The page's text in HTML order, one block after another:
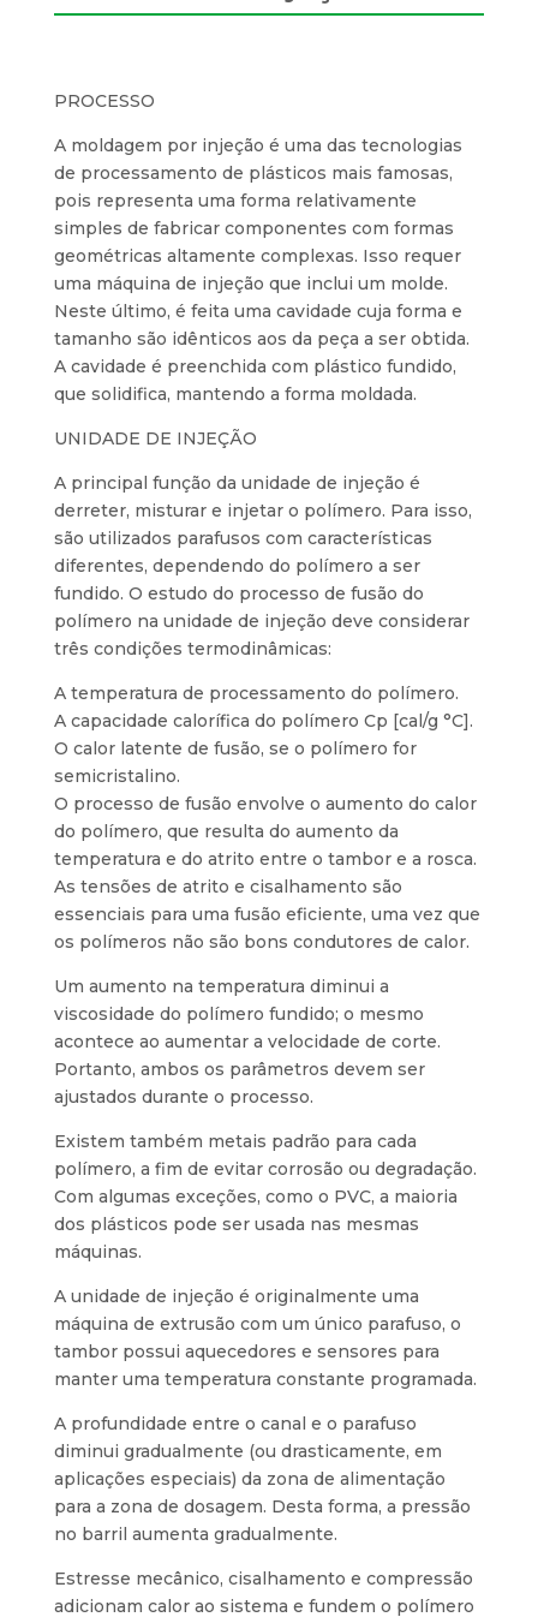
PROCESSO
A moldagem por injeção é uma das tecnologias
de processamento de plásticos mais famosas,
pois representa uma forma relativamente
simples de fabricar componentes com formas
geométricas altamente complexas. Isso requer
uma máquina de injeção que inclui um molde.
Neste último, é feita uma cavidade cuja forma e
tamanho são idênticos aos da peça a ser obtida.
A cavidade é preenchida com plástico fundido,
que solidifica, mantendo a forma moldada.
UNIDADE DE INJEÇÃO
A principal função da unidade de injeção é
derreter, misturar e injetar o polímero. Para isso,
são utilizados parafusos com características
diferentes, dependendo do polímero a ser
fundido. O estudo do processo de fusão do
polímero na unidade de injeção deve considerar
três condições termodinâmicas:
A temperatura de processamento do polímero.
A capacidade calorífica do polímero Cp [cal/g °C].
O calor latente de fusão, se o polímero for
semicristalino.
O processo de fusão envolve o aumento do calor
do polímero, que resulta do aumento da
temperatura e do atrito entre o tambor e a rosca.
As tensões de atrito e cisalhamento são
essenciais para uma fusão eficiente, uma vez que
os polímeros não são bons condutores de calor.
Um aumento na temperatura diminui a
viscosidade do polímero fundido; o mesmo
acontece ao aumentar a velocidade de corte.
Portanto, ambos os parâmetros devem ser
ajustados durante o processo.
Existem também metais padrão para cada
polímero, a fim de evitar corrosão ou degradação.
Com algumas exceções, como o PVC, a maioria
dos plásticos pode ser usada nas mesmas
máquinas.
A unidade de injeção é originalmente uma
máquina de extrusão com um único parafuso, o
tambor possui aquecedores e sensores para
manter uma temperatura constante programada.
A profundidade entre o canal e o parafuso
diminui gradualmente (ou drasticamente, em
aplicações especiais) da zona de alimentação
para a zona de dosagem. Desta forma, a pressão
no barril aumenta gradualmente.
Estresse mecânico, cisalhamento e compressão
adicionam calor ao sistema e fundem o polímero